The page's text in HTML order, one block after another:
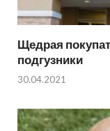
Щедрая
подгузники
30.04.2021